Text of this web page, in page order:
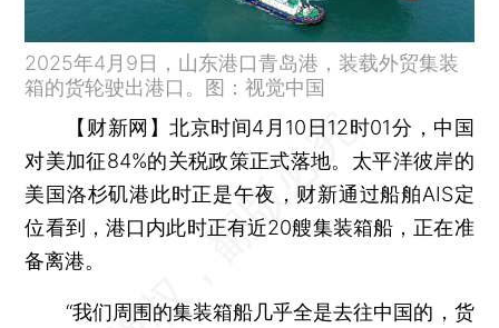
2025年4月9日，山东港口青岛港，装载外贸集装
箱的货轮驶出港口。图：视觉中国
【财新网】北京时间4月10日12时01分，中国
对美加征84%的关税政策正式落地。太平洋彼岸的
美国洛杉矶港此时正是午夜，财新通过船舶AIS定
位看到，港口内此时正有近20艘集装箱船，正在准
备离港。
“我们周围的集装箱船几乎全是去往中国的，货